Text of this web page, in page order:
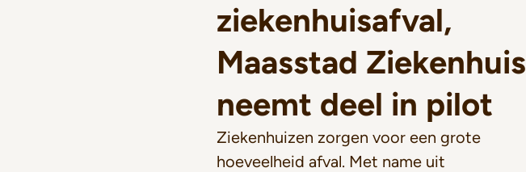
ziekenhuisafval,
Maasstad Ziekenhuis
neemt deel in pilot
Ziekenhuizen zorgen voor een grote
hoeveelheid afval. Met name uit